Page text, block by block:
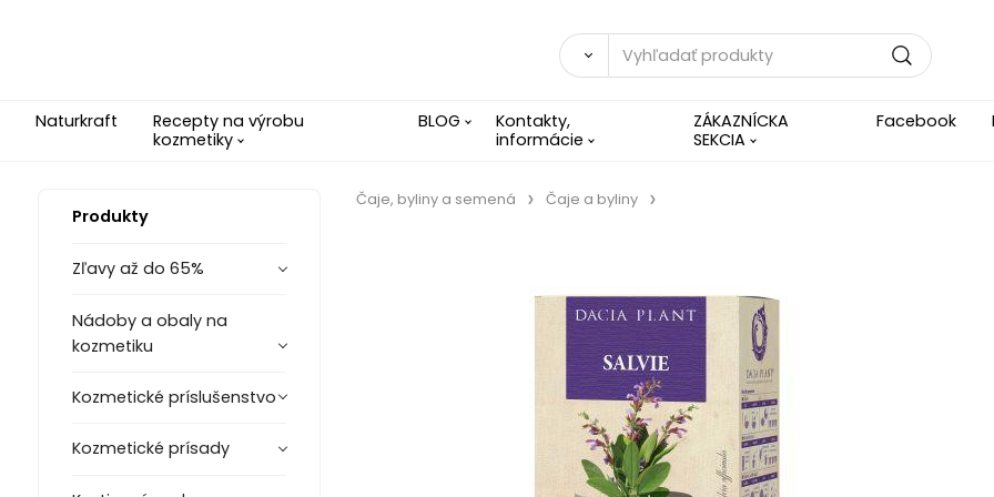
Naturkraft
Recepty na výrobu
kozmetiky
BLOG
Kontakty,
informácie
ZÁKAZNÍCKA
SEKCIA
Facebook
Produkty
Zľavy až do 65%
Nádoby a obaly na
kozmetiku
Kozmetické príslušenstvo
Kozmetické prísady
Čaje, byliny a semená Čaje a byliny